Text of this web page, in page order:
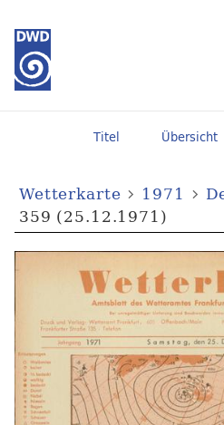
Titel Übersicht
Wetterkarte 1971
359 (25.12.1971)